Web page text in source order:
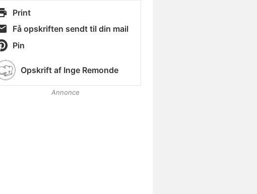
Print
Få opskriften sendt til din mail
Pin
Opskrift af Inge Remonde
Annonce